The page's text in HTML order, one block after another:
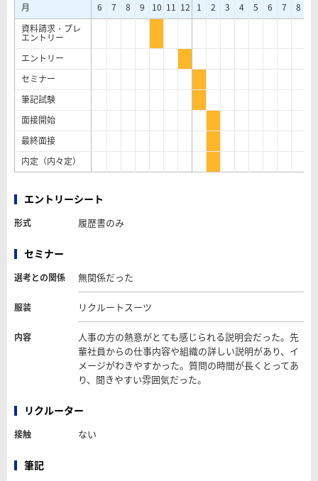
月
6 7 8 9 10 11 12 1 2 3 4 5 6 7 8
資料請求・プレ
エントリー
エントリー
セミナー
筆記試験
面接開始
最終面接
内定（内々定）
エントリーシート
形式 履歴書のみ
セミナー
選考との関係 無関係だった
服装 リクルートスーツ
内容
人事の方の熱意がとても感じられる説明会だった。先
輩社員からの仕事内容や組織の詳しい説明があり、イ
メージがわきやすかった。質問の時間が長くとってあ
り、聞きやすい雰囲気だった。
リクルーター
接触 ない
筆記